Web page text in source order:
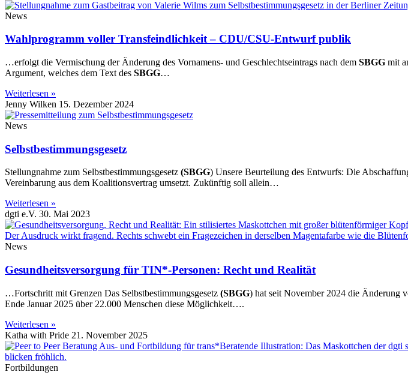
News
Wahlprogramm voller Transfeindlichkeit – CDU/CSU-Entwurf publik
…erfolgt die Vermischung der Änderung des Vornamens- und Geschlechtseintrags nach dem SBGG mit
Argument, welches dem Text des SBGG…
Weiterlesen »
Jenny Wilken 15. Dezember 2024
News
Selbstbestimmungsgesetz
Stellungnahme zum Selbstbestimmungsgesetz (SBGG) Unsere Beurteilung des Entwurfs: Die
Vereinbarung aus dem Koalitionsvertrag umsetzt. Zukünftig soll allein…
Weiterlesen »
dgti e.V. 30. Mai 2023
News
Gesundheitsversorgung für TIN*-Personen: Recht und Realität
…Fortschritt mit Grenzen Das Selbstbestimmungsgesetz (SBGG) hat seit November 2024 die Änderung
Ende Januar 2025 über 22.000 Menschen diese Möglichkeit….
Weiterlesen »
Katha with Pride 21. November 2025
Fortbildungen